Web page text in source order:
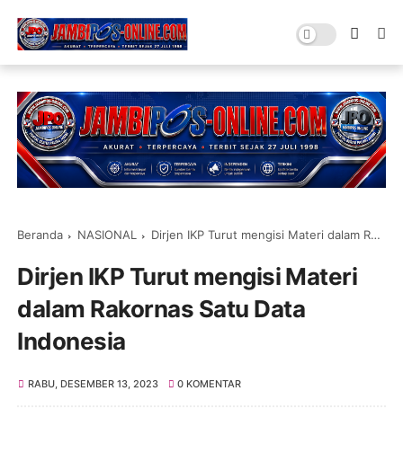
Beranda NASIONAL Dirjen IKP Turut mengisi Materi dalam Rakornas Satu Data Indonesia
Dirjen IKP Turut mengisi Materi
dalam Rakornas Satu Data
Indonesia
RABU, DESEMBER 13, 2023 0 KOMENTAR